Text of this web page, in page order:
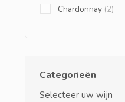
Chardonnay (2)
Categorieën
Selecteer uw wijn